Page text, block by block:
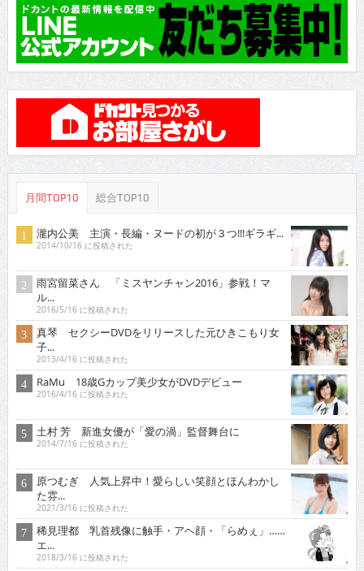
月間TOP10 総合TOP10
瀧内公美 主演・長編・ヌードの初が３つ!!!ギラギ...
2014/10/16 に投稿された
雨宮留菜さん 「ミスヤンチャン2016」参戦！マ
ル...
2016/5/16 に投稿された
真琴 セクシーDVDをリリースした元ひきこもり女
子...
2013/4/16 に投稿された
RaMu 18歳Gカップ美少女がDVDデビュー
2016/4/16 に投稿された
土村 芳 新進女優が「愛の渦」監督舞台に
2014/7/16 に投稿された
原つむぎ 人気上昇中！愛らしい笑顔とほんわかし
た雰...
2021/3/16 に投稿された
稀見理都 乳首残像に触手・アヘ顔・「らめぇ」……
エ...
2018/3/16 に投稿された